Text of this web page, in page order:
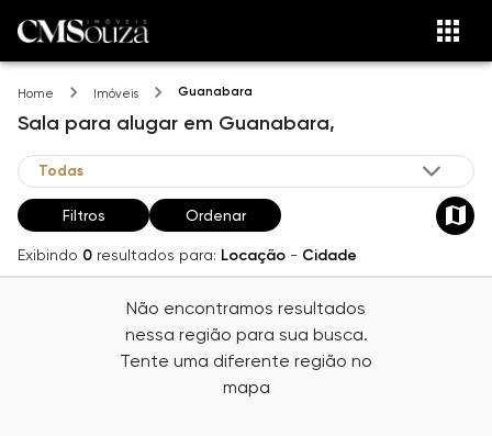
Home Imóveis Guanabara
Sala para alugar em Guanabara,
Filtros Ordenar
Exibindo 0 resultados para: Locação - Cidade
Não encontramos resultados
nessa região para sua busca.
Tente uma diferente região no
mapa